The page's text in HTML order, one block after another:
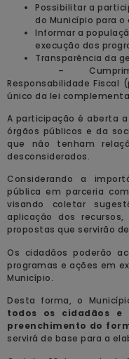
Possibilitar a
do Município para o
Informar a
execução dos
Transparência da
– Cumprimento
Responsabilidade Fiscal
único da lei
A participação é aberta
órgãos públicos e da
que não tenham
desconsiderados.
Considerando a
pública em parceria
visando coletar
aplicação dos
propostas que servirão
Os cidadãos poderão
programas e ações em
Município.
Desta forma, o
todos os cidadãos e
preenchimento do
servirá de base para a